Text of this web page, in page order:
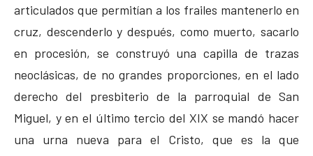
articulados que permitían a los frailes mantenerlo en
cruz, descenderlo y después, como muerto, sacarlo
en procesión, se construyó una capilla de trazas
neoclásicas, de no grandes proporciones, en el lado
derecho del presbiterio de la parroquial de San
Miguel, y en el último tercio del XIX se mandó hacer
una urna nueva para el Cristo, que es la que